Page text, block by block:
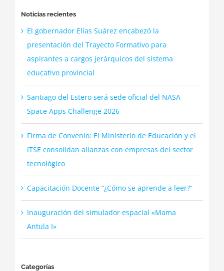
Noticias recientes
El gobernador Elías Suárez encabezó la
presentación del Trayecto Formativo para
aspirantes a cargos jerárquicos del sistema
educativo provincial
Santiago del Estero será sede oficial del NASA
Space Apps Challenge 2026
Firma de Convenio: El Ministerio de Educación y el
ITSE consolidan alianzas con empresas del sector
tecnológico
Capacitación Docente “¿Cómo se aprende a leer?”
Inauguración del simulador espacial «Mama
Antula I»
Categorías